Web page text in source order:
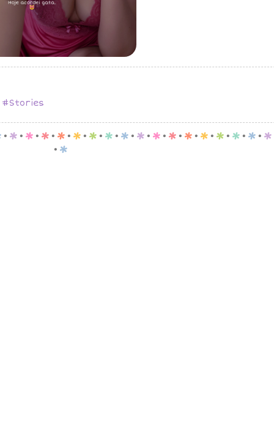
#Stories
. p . p . p . p . p . p . p . p . p . p . p . p . p . p . p . p . p
. p